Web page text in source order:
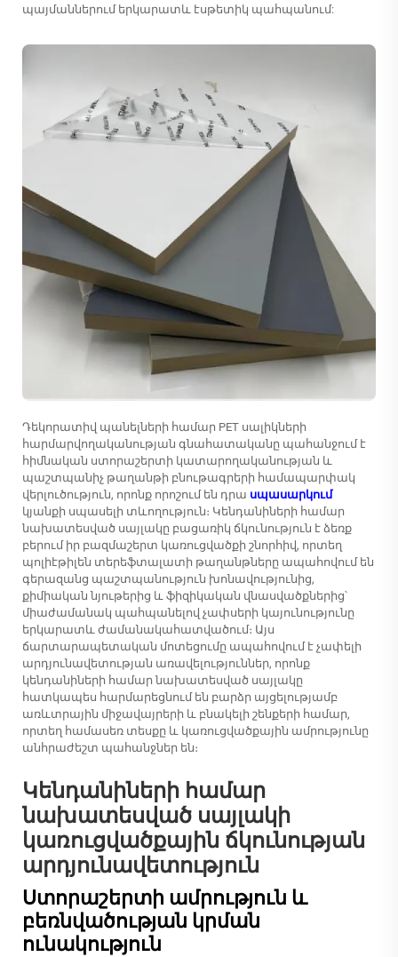
պայմաններում երկարատև էսթետիկ պահպանում:
Դեկորատիվ պանելների համար PET սալիկների
հարմարվողականության գնահատականը պահանջում է
հիմնական ստորաշերտի կատարողականության և
պաշտպանիչ թաղանթի բնութագրերի համապարփակ
վերլուծություն, որոնք որոշում են դրա սպասարկում
կյանքի սպասելի տևողություն։ Կենդանիների համար
նախատեսված սայլակը բացառիկ ճկունություն է ձեռք
բերում իր բազմաշերտ կառուցվածքի շնորհիվ, որտեղ
պոլիէթիլեն տերեֆտալատի թաղանթները ապահովում են
գերազանց պաշտպանություն խոնավությունից,
քիմիական նյութերից և ֆիզիկական վնասվածքներից՝
միաժամանակ պահպանելով չափսերի կայունությունը
երկարատև ժամանակահատվածում։ Այս
ճարտարապետական մոտեցումը ապահովում է չափելի
արդյունավետության առավելություններ, որոնք
կենդանիների համար նախատեսված սայլակը
հատկապես հարմարեցնում են բարձր այցելությամբ
առևտրային միջավայրերի և բնակելի շենքերի համար,
որտեղ համասեռ տեսքը և կառուցվածքային ամրությունը
անհրաժեշտ պահանջներ են։
Կենդանիների համար
նախատեսված սայլակի
կառուցվածքային ճկունության
արդյունավետություն
Ստորաշերտի ամրություն և
բեռնվածության կրման
ունակություն